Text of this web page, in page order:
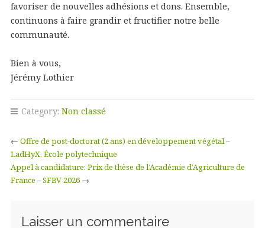
favoriser de nouvelles adhésions et dons. Ensemble,
continuons à faire grandir et fructifier notre belle
communauté.
Bien à vous,
Jérémy Lothier
Category: Non classé
← Offre de post-doctorat (2 ans) en développement végétal –
LadHyX, École polytechnique
Appel à candidature: Prix de thèse de l’Académie d’Agriculture de
France – SFBV 2026→
Laisser un commentaire